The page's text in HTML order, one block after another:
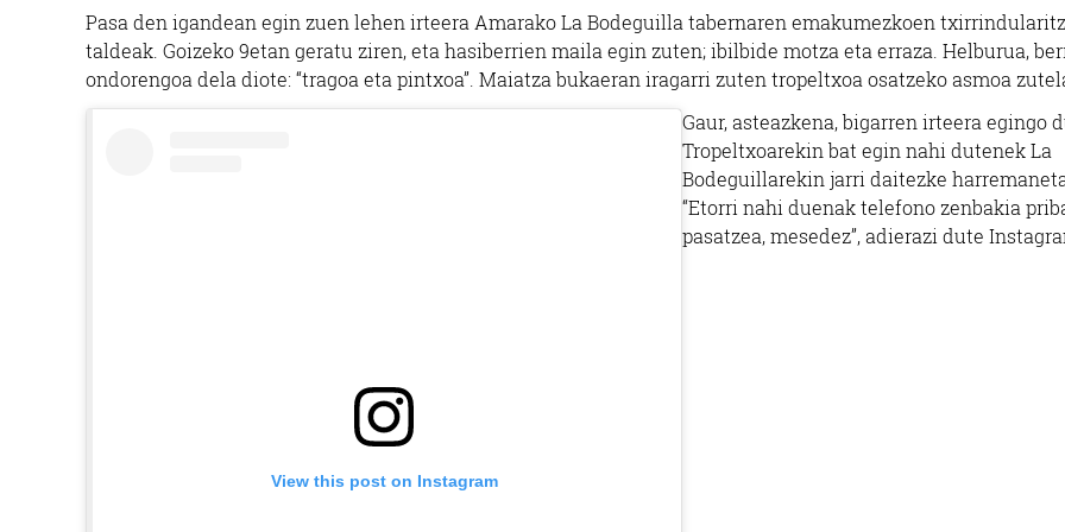
Pasa den igandean egin zuen lehen irteera Amarako La Bodeguilla tabernaren emakumezkoen
taldeak. Goizeko 9etan geratu ziren, eta hasiberrien maila egin zuten; ibilbide motza eta erraza. Helburua,
ondorengoa dela diote: “tragoa eta pintxoa”. Maiatza bukaeran iragarri zuten tropeltxoa osatzeko asmoa
View this post on Instagram
Gaur, asteazkena, bigarren irteera egingo
Tropeltxoarekin bat egin nahi dutenek La
Bodeguillarekin jarri daitezke
“Etorri nahi duenak telefono zenbakia
pasatzea, mesedez”, adierazi dute